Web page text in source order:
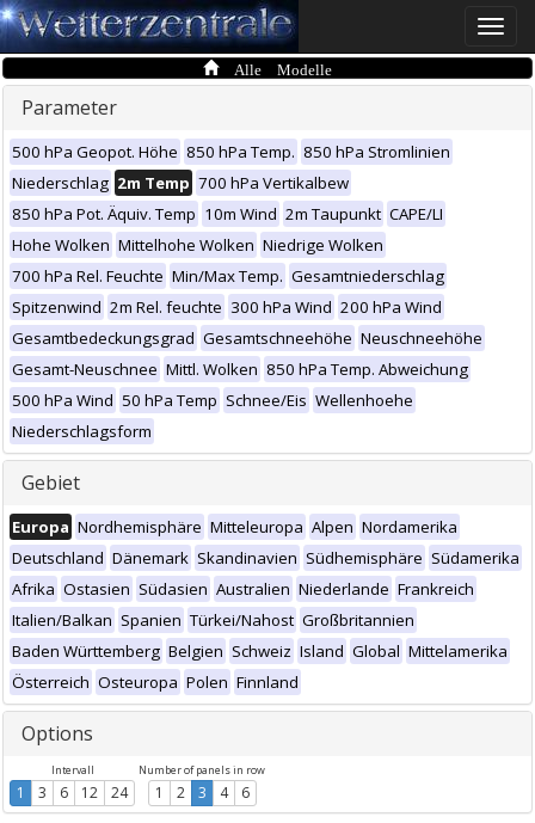
Toggle
Alle Modelle
Parameter
500 hPa Geopot. Höhe 850 hPa Temp. 850 hPa Stromlinien
Niederschlag 2m Temp 700 hPa Vertikalbew
850 hPa Pot. Äquiv. Temp 10m Wind 2m Taupunkt CAPE/LI
Hohe Wolken Mittelhohe Wolken Niedrige Wolken
700 hPa Rel. Feuchte Min/Max Temp. Gesamtniederschlag
Spitzenwind 2m Rel. feuchte 300 hPa Wind 200 hPa Wind
Gesamtbedeckungsgrad Gesamtschneehöhe Neuschneehöhe
Gesamt-Neuschnee Mittl. Wolken 850 hPa Temp. Abweichung
500 hPa Wind 50 hPa Temp Schnee/Eis Wellenhoehe
Niederschlagsform
Gebiet
Europa Nordhemisphäre Mitteleuropa Alpen Nordamerika
Deutschland Dänemark Skandinavien Südhemisphäre Südamerika
Afrika Ostasien Südasien Australien Niederlande Frankreich
Italien/Balkan Spanien Türkei/Nahost Großbritannien
Baden Württemberg Belgien Schweiz Island Global Mittelamerika
Österreich Osteuropa Polen Finnland
Options
Intervall
1 3 6 12 24
Number of panels in row
1 2 3 4 6